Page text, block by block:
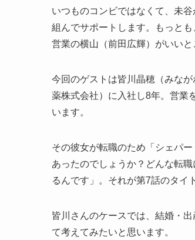
いつものコンビではなくて、未
組んでサポートします。もっと
営業の横山（前田広輝）がいいと
今回のゲストは皆川晶穂（みな
薬株式会社）に入社し8年。営業
います。
その彼女が転職のため「シェパ
あったのでしょうか？どんな転
るんです」。それが第7話のタイ
皆川さんのケースでは、結婚・
て考えてみたいと思います。